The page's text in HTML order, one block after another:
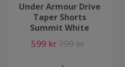
Under Armour Drive
Taper Shorts
Summit White
599 kr799 kr